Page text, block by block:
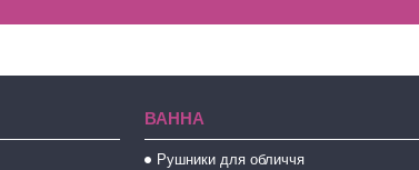
ВАННА
Рушники для обличчя